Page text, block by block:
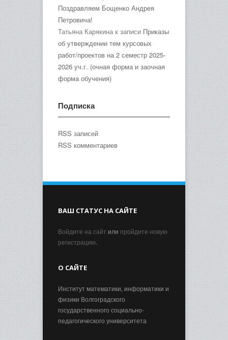
Поздравляем Бощенко Андрея
Петровича!
Татьяна Карякина к записи Приказы
об утверждении тем курсовых
работ/проектов на 2 семестр 2025-
2026 уч.г. (очная форма и заочная
форма обучения)
Подписка
RSS записей
RSS комментариев
ВАШ СТАТУС НА САЙТЕ
Войдите на сайт или пройдите новую
регистрацию.
О САЙТЕ
Институт математики, информатики и
физики Волгоградского
государственного социально-
педагогического университета